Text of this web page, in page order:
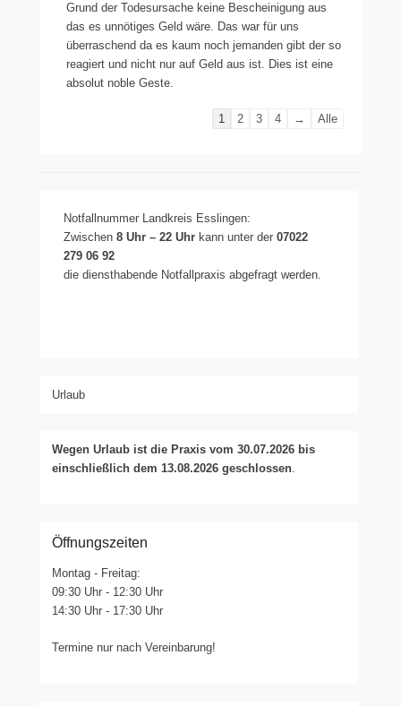
Grund der Todesursache keine Bescheinigung aus
das es unnötiges Geld wäre. Das war für uns
überraschend da es kaum noch jemanden gibt der so
reagiert und nicht nur auf Geld aus ist. Dies ist eine
absolut noble Geste.
Navigation
1 2 3 4 → Alle
Notfallnummer Landkreis Esslingen:
Zwischen 8 Uhr – 22 Uhr kann unter der07022
279 06 92
die diensthabende Notfallpraxis abgefragt werden.
Urlaub
Wegen Urlaub ist die Praxis vom 30.07.2026 bis
einschließlich dem 13.08.2026 geschlossen
Öffnungszeiten
Montag - Freitag:
09:30 Uhr - 12:30 Uhr
14:30 Uhr - 17:30 Uhr
Termine nur nach Vereinbarung!